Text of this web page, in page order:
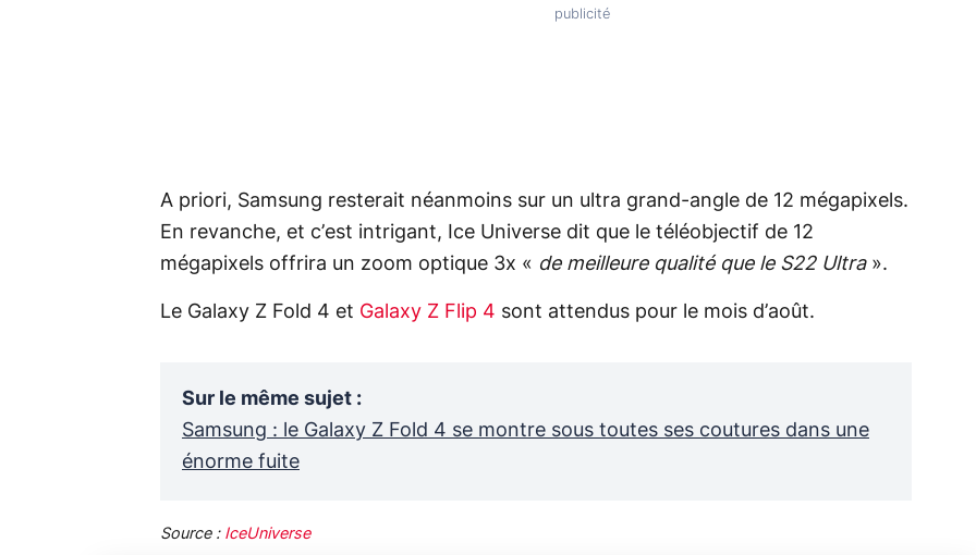
A priori, Samsung resterait néanmoins sur un ultra grand-angle de 12 mégapixels.
En revanche, et c’est intrigant, Ice Universe dit que le téléobjectif de 12
mégapixels offrira un zoom optique 3x « de meilleure qualité que le S22 Ultra».
Le Galaxy Z Fold 4 et Galaxy Z Flip 4 sont attendus pour le mois d’août.
Sur le même sujet :
Samsung : le Galaxy Z Fold 4 se montre sous toutes ses coutures dans une
énorme fuite
Source : IceUniverse